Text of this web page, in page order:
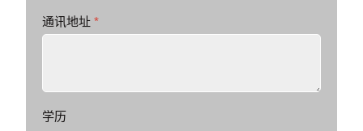
通讯地址 *
学历